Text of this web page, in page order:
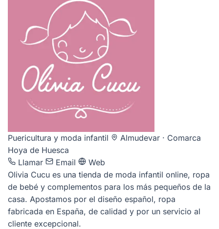
Puericultura y moda infantil
Almudevar · Comarca
Hoya de Huesca
Llamar
Email
Web
Olivia Cucu es una tienda de moda infantil online, ropa
de bebé y complementos para los más pequeños de la
casa. Apostamos por el diseño español, ropa
fabricada en España, de calidad y por un servicio al
cliente excepcional.